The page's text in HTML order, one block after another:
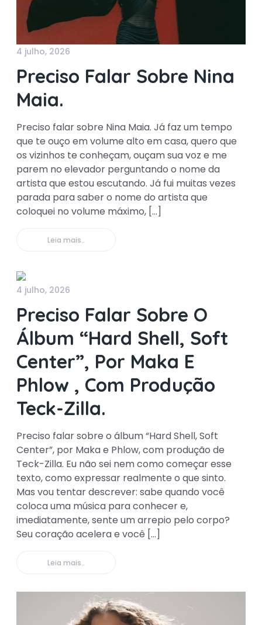
4 julho, 2026
Preciso Falar Sobre Nina
Maia.
Preciso falar sobre Nina Maia. Já faz um tempo
que te ouço em volume alto em casa, quero que
os vizinhos te conheçam, ouçam sua voz e me
parem no elevador perguntando o nome da
artista que estou escutando. Já fui muitas vezes
parada para saber o nome do artista que
coloquei no volume máximo, […]
Leia mais..
4 julho, 2026
Preciso Falar Sobre O
Álbum “Hard Shell, Soft
Center”, Por Maka E
Phlow , Com Produção
Teck-Zilla.
Preciso falar sobre o álbum “Hard Shell, Soft
Center”, por Maka e Phlow, com produção de
Teck-Zilla. Eu não sei nem como começar esse
texto, como expressar realmente o que sinto.
Mas vou tentar descrever: sabe quando você
coloca uma música para conhecer e,
imediatamente, sente um arrepio pelo corpo?
Seu coração acelera e você […]
Leia mais..